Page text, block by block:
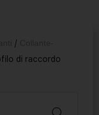
/
di raccordo